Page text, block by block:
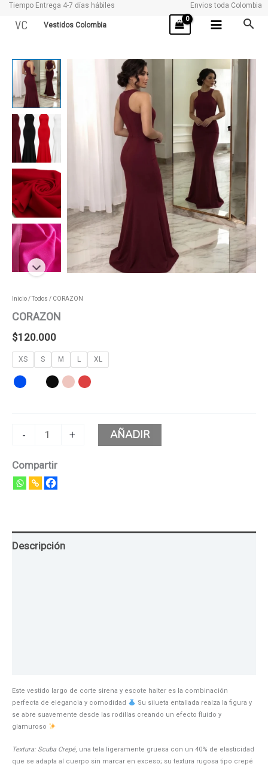
Tiempo Entrega 4-7 días hábiles Envios toda Colombia
VC Vestidos Colombia
Inicio/Todos / CORAZON
CORAZON
$120.000
XS S M L XL
-
CORAZON
cantidad
+ AÑADIR
Compartir
Descripción
Este vestido largo de corte sirena y escote halter es la combinación
perfecta de elegancia y comodidad
Su silueta entallada realza la figura y
se abre suavemente desde las rodillas creando un efecto fluido y
glamuroso
Textura: Scuba Crepé, una tela ligeramente gruesa con un 40% de elasticidad
que se adapta al cuerpo sin marcar en exceso; su textura rugosa tipo crepé